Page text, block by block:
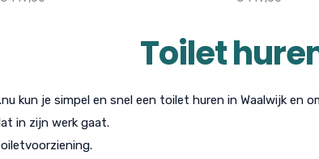
Toilet
kun je simpel en snel een toilet huren in Waalwijk
in zijn werk gaat.